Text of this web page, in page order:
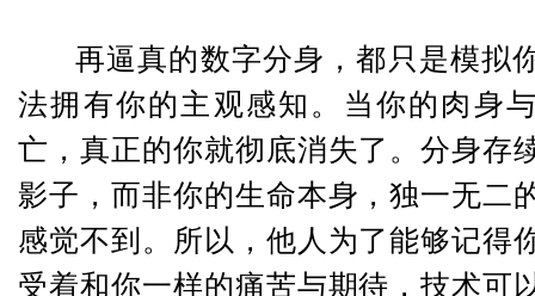
再逼真的数字分身，都只是模拟
法拥有你的主观感知。当你的肉身
亡，真正的你就彻底消失了。分身存
影子，而非你的生命本身，独一无二
感觉不到。所以，他人为了能够记得
受着和你一样的痛苦与期待，技术可